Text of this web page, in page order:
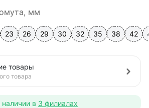
мм
23 26 29 30 32 35 38 42
товары
товара
наличии в 3 филиалах